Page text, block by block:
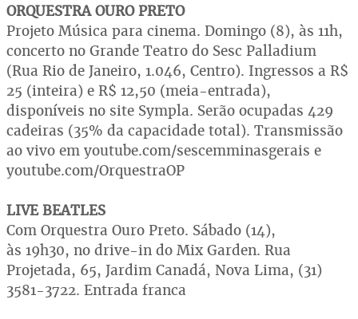
ORQUESTRA OURO PRETO
Projeto Música para cinema. Domingo (8), às 11h,
concerto no Grande Teatro do Sesc Palladium
(Rua Rio de Janeiro, 1.046, Centro). Ingressos a R$
25 (inteira) e R$ 12,50 (meia-entrada),
disponíveis no site Sympla. Serão ocupadas 429
cadeiras (35% da capacidade total). Transmissão
ao vivo em youtube.com/sescemminasgerais e
youtube.com/OrquestraOP
LIVE BEATLES
Com Orquestra Ouro Preto. Sábado (14),
às 19h30, no drive-in do Mix Garden. Rua
Projetada, 65, Jardim Canadá, Nova Lima, (31)
3581-3722. Entrada franca